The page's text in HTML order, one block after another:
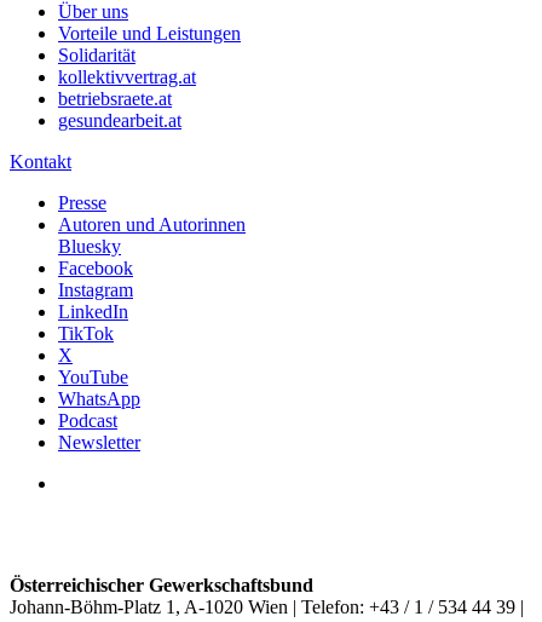
Über uns
Vorteile und Leistungen
Solidarität
kollektivvertrag.at
betriebsraete.at
gesundearbeit.at
Kontakt
Presse
Autoren und Autorinnen
Bluesky
Facebook
Instagram
LinkedIn
TikTok
X
YouTube
WhatsApp
Podcast
Newsletter
Österreichischer Gewerkschaftsbund
Johann-Böhm-Platz 1, A-1020 Wien | Telefon: +43 / 1 / 534 44 39 |